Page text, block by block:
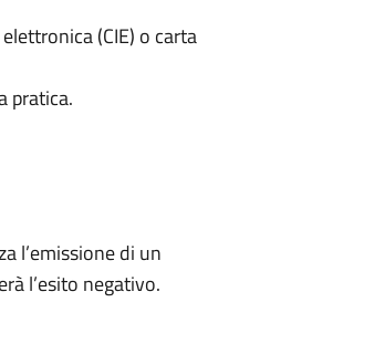
(CIE) o carta
pratica.
l’emissione di un
l’esito negativo.